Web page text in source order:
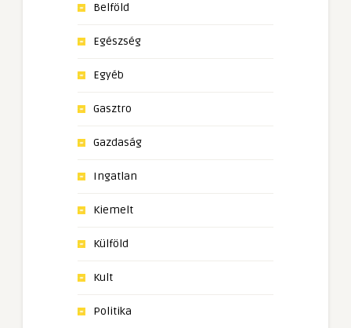
Belföld
Egészség
Egyéb
Gasztro
Gazdaság
Ingatlan
Kiemelt
Külföld
Kult
Politika